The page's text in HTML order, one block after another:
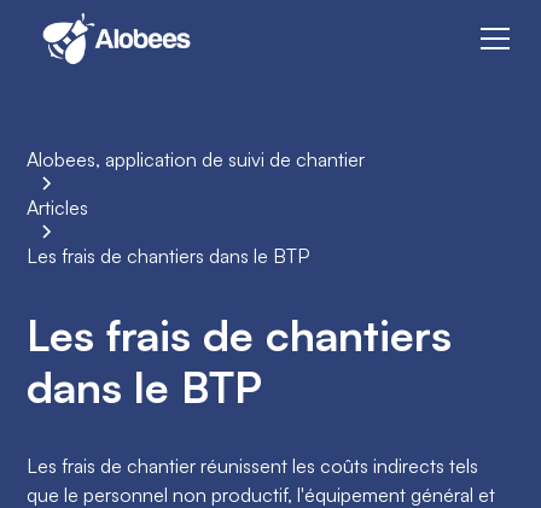
Alobees, application de suivi de chantier
Articles
Les frais de chantiers dans le BTP
Les frais de chantiers
dans le BTP
Les frais de chantier réunissent les coûts indirects tels
que le personnel non productif, l'équipement général et